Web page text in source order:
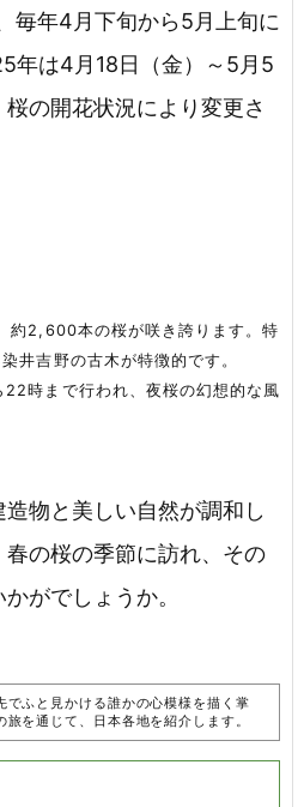
毎年4月下旬から5月上旬に
年は4月18日（金）～5月5
の開花状況により変更さ
約2,600本の桜が咲き誇ります。特
井吉野の古木が特徴的です。
22時まで行われ、夜桜の幻想的な風
物と美しい自然が調和し
の桜の季節に訪れ、その
がでしょうか。
でふと見かける誰かの心模様を描く掌
を通じて、日本各地を紹介します。